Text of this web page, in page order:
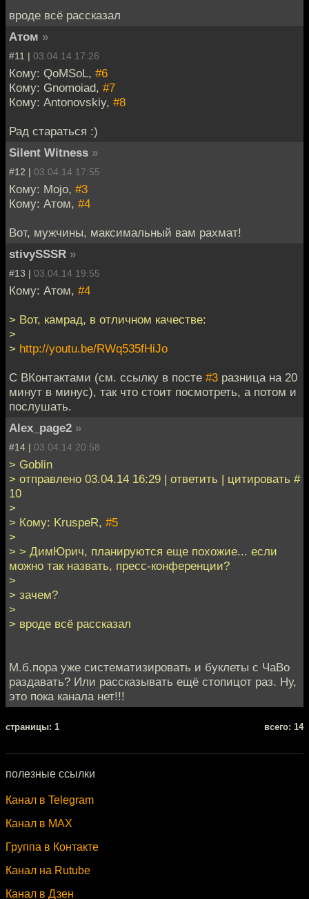
вроде всё рассказал
Атом »
#11 | 03.04.14 17:26
Кому: QoMSoL, #6
Кому: Gnomoiad, #7
Кому: Antonovskiy, #8
Рад стараться :)
Silent Witness »
#12 | 03.04.14 17:55
Кому: Mojo, #3
Кому: Атом, #4
Вот, мужчины, максимальный вам рахмат!
stivySSSR »
#13 | 03.04.14 19:55
Кому: Атом, #4
> Вот, камрад, в отличном качестве:
>
> http://youtu.be/RWq535fHiJo
С ВКонтактами (см. ссылку в посте #3 разница на 20
минут в минус), так что стоит посмотреть, а потом и
послушать.
Alex_page2 »
#14 | 03.04.14 20:58
> Goblin
> отправлено 03.04.14 16:29 | ответить | цитировать #
10
>
> Кому: KruspeR, #5
>
> > ДимЮрич, планируются еще похожие... если
можно так назвать, пресс-конференции?
>
> зачем?
>
> вроде всё рассказал
М.б.пора уже систематизировать и буклеты с ЧаВо
раздавать? Или рассказывать ещё стопицот раз. Ну,
это пока канала нет!!!
cтраницы: 1 всего: 14
полезные ссылки
Канал в Telegram
Канал в MAX
Группа в Контакте
Канал на Rutube
Канал в Дзен